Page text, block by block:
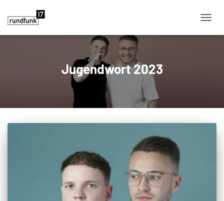
Jugendwort 2023